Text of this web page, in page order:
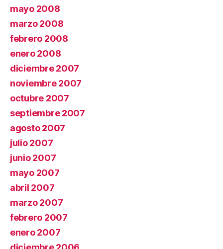
mayo 2008
marzo 2008
febrero 2008
enero 2008
diciembre 2007
noviembre 2007
octubre 2007
septiembre 2007
agosto 2007
julio 2007
junio 2007
mayo 2007
abril 2007
marzo 2007
febrero 2007
enero 2007